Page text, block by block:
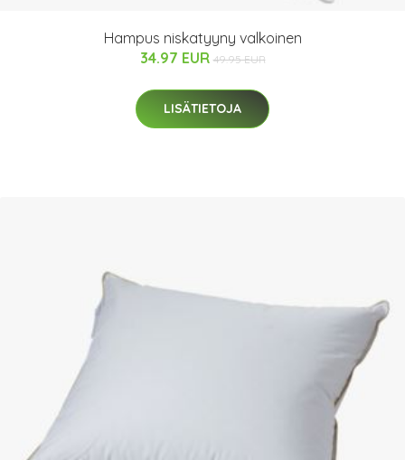
Hampus niskatyyny valkoinen
34.97 EUR 49.95 EUR
LISÄTIETOJA